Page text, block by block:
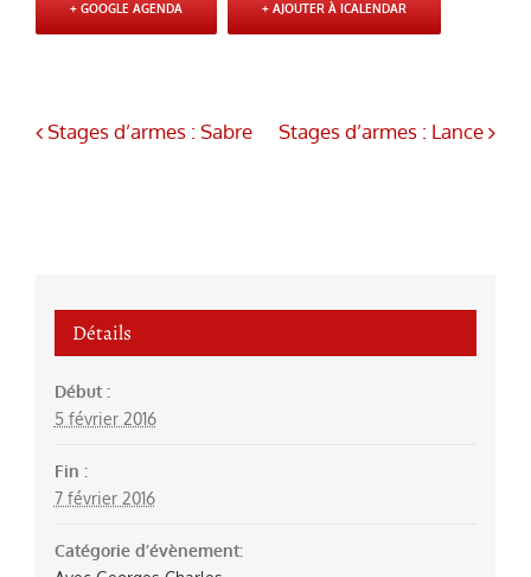
+ GOOGLE AGENDA + AJOUTER À ICALENDAR
Stages d’armes : Sabre Stages d’armes : Lance
Détails
Début :
5 février 2016
Fin :
7 février 2016
Catégorie d’évènement: